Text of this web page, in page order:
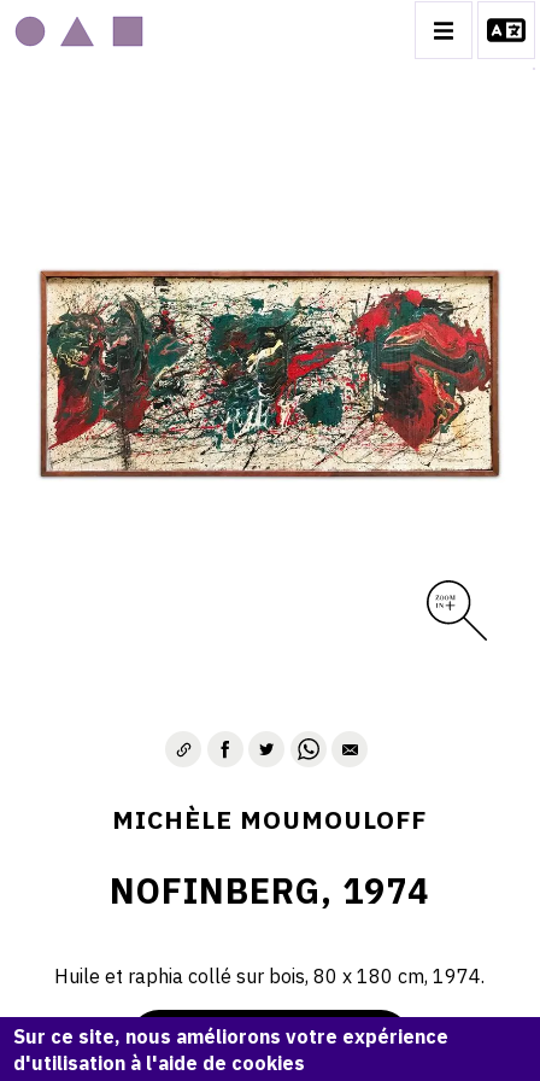
CATALOGUE DES OEUVRES
CONTACT
MICHÈLE MOUMOULOFF
NOFINBERG, 1974
Huile et raphia collé sur bois, 80 x 180 cm, 1974.
Demande d'information
Sur ce site, nous améliorons votre expérience
d'utilisation à l'aide de cookies